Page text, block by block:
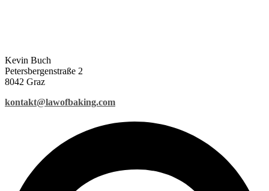
Kevin Buch
Petersbergenstraße 2
8042 Graz
kontakt@lawofbaking.com